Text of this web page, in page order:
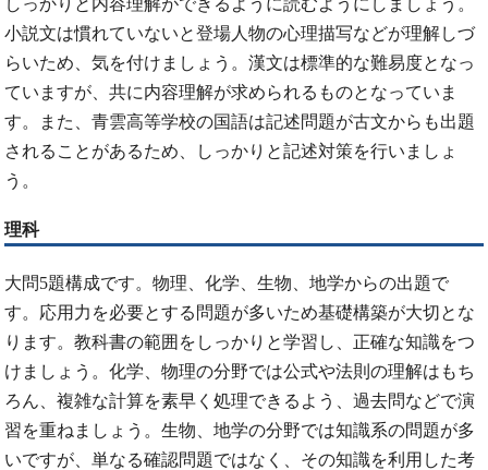
小説文は慣れていないと登場人物の心理描写などが理解しづ
らいため、気を付けましょう。漢文は標準的な難易度となっ
ていますが、共に内容理解が求められるものとなっていま
す。また、青雲高等学校の国語は記述問題が古文からも出題
されることがあるため、しっかりと記述対策を行いましょ
う。
理科
大問5題構成です。物理、化学、生物、地学からの出題で
す。応用力を必要とする問題が多いため基礎構築が大切とな
ります。教科書の範囲をしっかりと学習し、正確な知識をつ
けましょう。化学、物理の分野では公式や法則の理解はもち
ろん、複雑な計算を素早く処理できるよう、過去問などで演
習を重ねましょう。生物、地学の分野では知識系の問題が多
いですが、単なる確認問題ではなく、その知識を利用した考